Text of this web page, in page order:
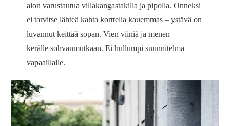
aion varustautua villakangastakilla ja pipolla. Onneksi
ei tarvitse lähteä kahta korttelia kauemmas – ystävä on
luvannut keittää sopan. Vien viiniä ja menen
kerälle sohvanmutkaan. Ei hullumpi suunnitelma
vapaaillalle.